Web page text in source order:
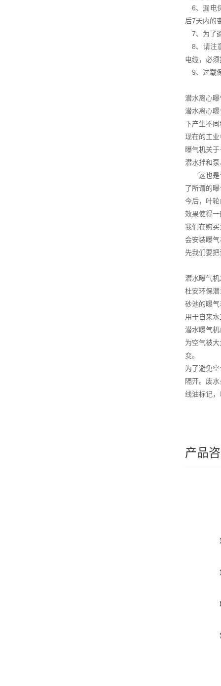
6、漏电
后7天内的
7、为了
8、请注
电缆，必
9、过载
潜水离心
潜水离心
下产生不
现在的工
曝气机关
潜水拌和
这也是使
了所谓的
今后，叶
效果使得
我们在购
会安装曝
先我们要
潜水曝气
杜安环保
砂池的曝
用于自来
潜水曝气
为空气被
变。
为了避免
隔开。废
线油标记
产品